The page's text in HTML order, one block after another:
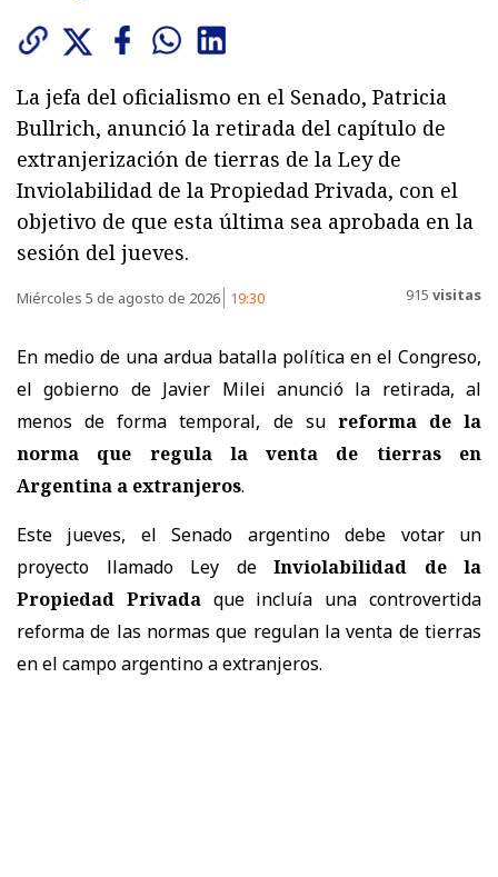
La jefa del oficialismo en el Senado, Patricia
Bullrich, anunció la retirada del capítulo de
extranjerización de tierras de la Ley de
Inviolabilidad de la Propiedad Privada, con el
objetivo de que esta última sea aprobada en la
sesión del jueves.
Miércoles 5 de agosto de 2026 19:30 915 visitas
En medio de una ardua batalla política en el Congreso,
el gobierno de Javier Milei anunció la retirada, al
menos de forma temporal, de su reforma de la
norma que regula la venta de tierras en
Argentina a extranjeros.
Este jueves, el Senado argentino debe votar un
proyecto llamado Ley de Inviolabilidad de la
Propiedad Privadaque incluía una controvertida
reforma de las normas que regulan la venta de tierras
en el campo argentino a extranjeros.